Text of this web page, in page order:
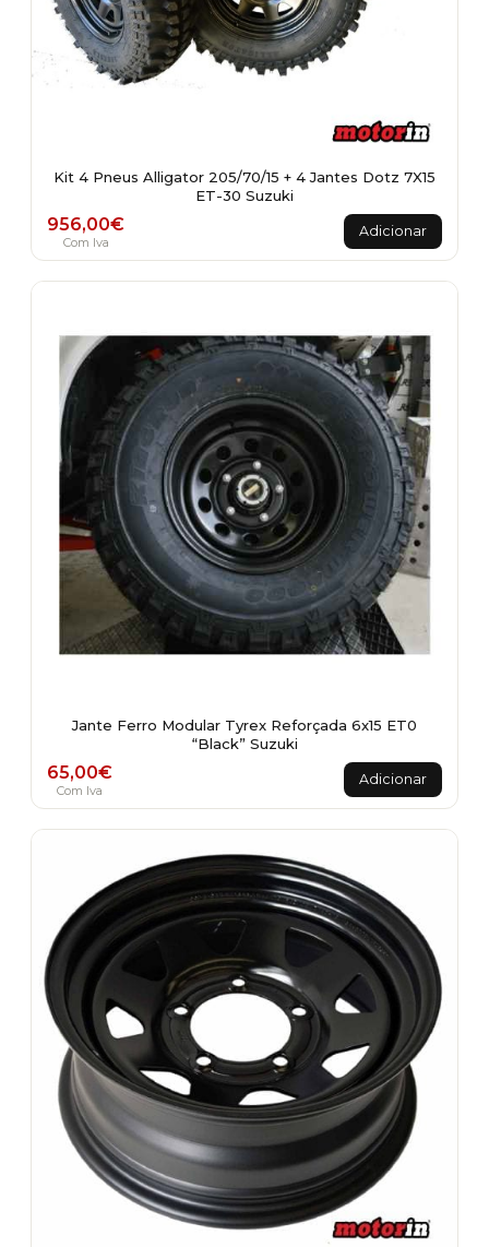
Kit 4 Pneus Alligator 205/70/15 + 4 Jantes Dotz 7X15
ET-30 Suzuki
956,00€
Com Iva
Adicionar
Jante Ferro Modular Tyrex Reforçada 6x15 ET0
“Black” Suzuki
65,00€
Com Iva
Adicionar